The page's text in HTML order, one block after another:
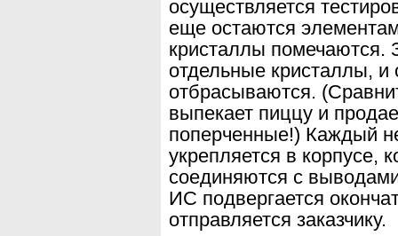
осуществляется
еще остаются
кристаллы помечаются.
отдельные кристаллы,
отбрасываются. (Срав
выпекает пиццу и
поперченные!) Каждый
укрепляется в корпусе,
соединяются с
ИС подвергается
отправляется заказчику.